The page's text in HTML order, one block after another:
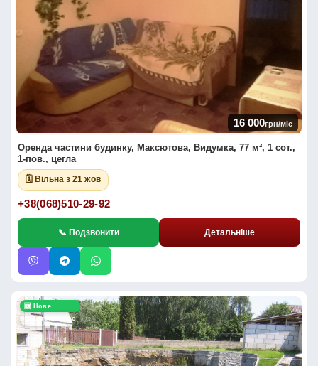
16 000грн/міс
Оренда частини будинку, Максютова, Видумка, 77 м², 1 сот.,
1-пов., цегла
🗓 Вільна з 21 жов
+38(068)510-29-92
📞 Подзвонити Детальніше
🆕 Нове
📷 Багато фото